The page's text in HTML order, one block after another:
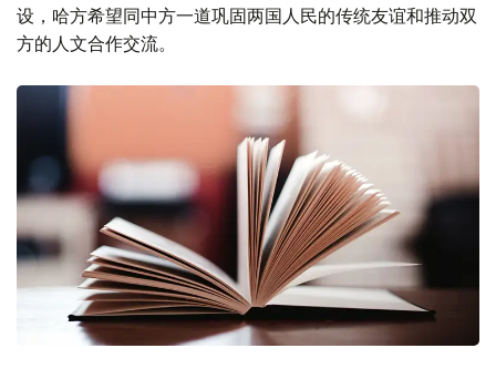
设，哈方希望同中方一道巩固两国人民的传统友谊和推动双
方的人文合作交流。